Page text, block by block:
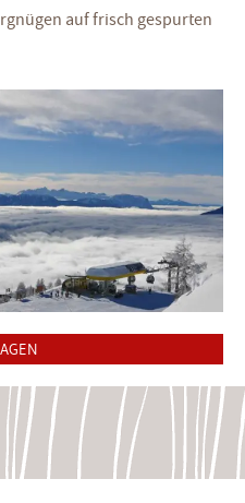
auf frisch gespurten